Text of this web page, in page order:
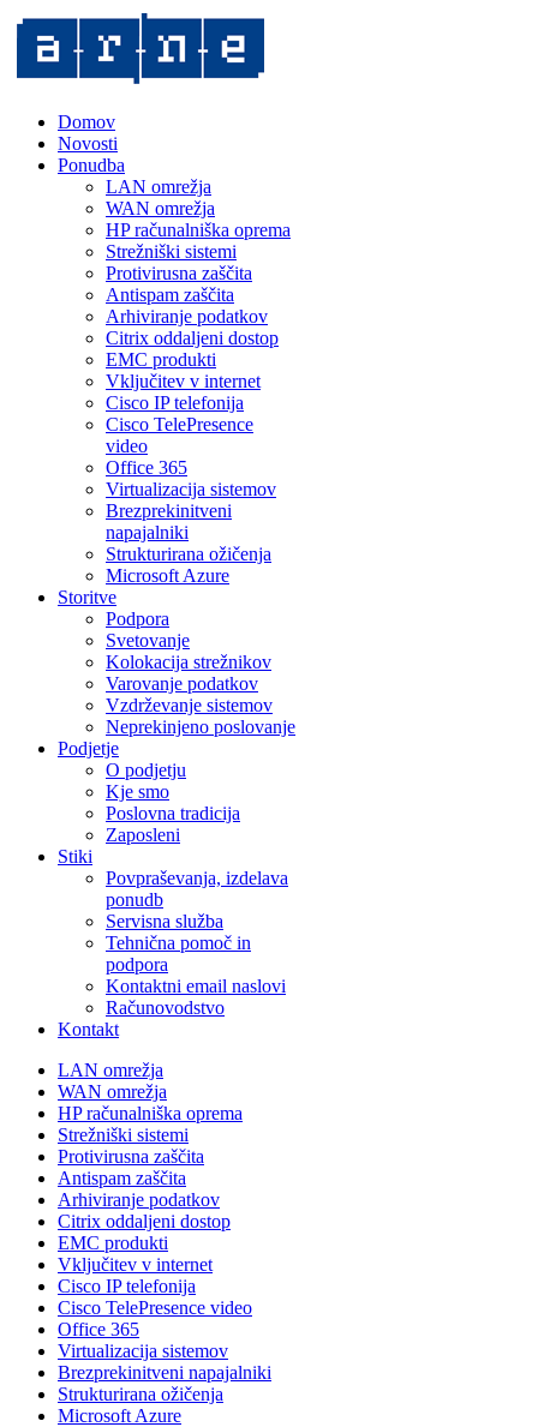
Domov
Novosti
Ponudba
LAN omrežja
WAN omrežja
HP računalniška oprema
Strežniški sistemi
Protivirusna zaščita
Antispam zaščita
Arhiviranje podatkov
Citrix oddaljeni dostop
EMC produkti
Vključitev v internet
Cisco IP telefonija
Cisco TelePresence
video
Office 365
Virtualizacija sistemov
Brezprekinitveni
napajalniki
Strukturirana ožičenja
Microsoft Azure
Storitve
Podpora
Svetovanje
Kolokacija strežnikov
Varovanje podatkov
Vzdrževanje sistemov
Neprekinjeno poslovanje
Podjetje
O podjetju
Kje smo
Poslovna tradicija
Zaposleni
Stiki
Povpraševanja, izdelava
ponudb
Servisna služba
Tehnična pomoč in
podpora
Kontaktni email naslovi
Računovodstvo
Kontakt
LAN omrežja
WAN omrežja
HP računalniška oprema
Strežniški sistemi
Protivirusna zaščita
Antispam zaščita
Arhiviranje podatkov
Citrix oddaljeni dostop
EMC produkti
Vključitev v internet
Cisco IP telefonija
Cisco TelePresence video
Office 365
Virtualizacija sistemov
Brezprekinitveni napajalniki
Strukturirana ožičenja
Microsoft Azure